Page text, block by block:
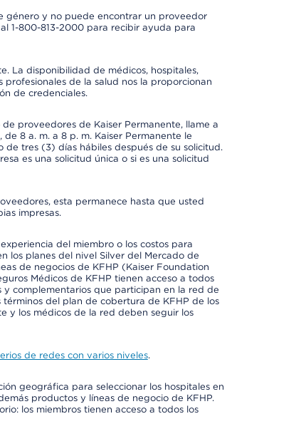
género y no puede encontrar un proveedor
1-800-813-2000 para recibir ayuda para
La disponibilidad de médicos, hospitales,
de la salud nos la proporcionan
de credenciales.
proveedores de Kaiser Permanente, llame a
de 8 a. m. a 8 p. m. Kaiser Permanente le
tres (3) días hábiles después de su solicitud.
es una solicitud única o si es una solicitud
esta permanece hasta que usted
impresas.
del miembro o los costos para
los planes del nivel Silver del Mercado de
de negocios de KFHP (Kaiser Foundation
Médicos de KFHP tienen acceso a todos
y complementarios que participan en la red de
del plan de cobertura de KFHP de los
y los médicos de la red deben seguir los
de redes con varios niveles.
geográfica para seleccionar los hospitales en
productos y líneas de negocio de KFHP.
los miembros tienen acceso a todos los